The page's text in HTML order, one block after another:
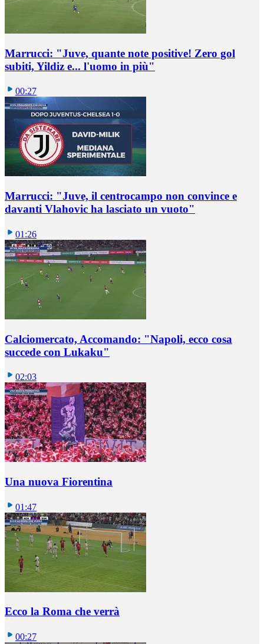
Marrucci: "Juve, quante note positive! Zero gol
subiti, Yildiz e... l'uomo in più"
00:27
Marrucci: "Juve, il centrocampo non convince e
davanti Vlahovic ha lasciato un vuoto"
01:26
Calciomercato, Accomando: "Napoli, ecco cosa
succede con Lukaku"
02:03
Una nuova Fiorentina
01:47
Ecco la Roma che verrà
00:27